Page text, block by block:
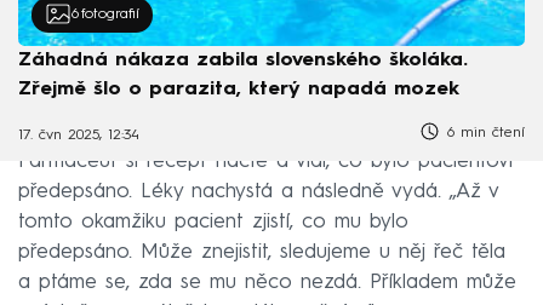
6 fotografií
Záhadná nákaza zabila slovenského školáka.
Zřejmě šlo o parazita, který napadá mozek
17. čvn 2025, 12:34 6 min čtení
Farmaceut si recept načte a vidí, co bylo pacientovi
předepsáno. Léky nachystá a následně vydá. „Až v
tomto okamžiku pacient zjistí, co mu bylo
předepsáno. Může znejistit, sledujeme u něj řeč těla
a ptáme se, zda se mu něco nezdá. Příkladem může